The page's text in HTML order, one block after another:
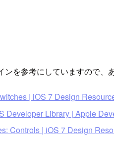
を参考にしていますので、
| iOS 7 Design
Developer Library | Apple
Controls | iOS 7 Design